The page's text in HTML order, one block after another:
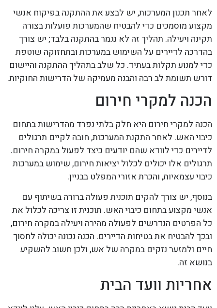
לאחר תכנון המערכות, יש לבצע את ההתקנה בפיקוח אנשי
מקצוע מוסמכים כדי להבטיח שהמערכות פועלות בצורה
תקינה ויעילה. תהליך זה לא נגמר בהתקנה בלבד; יש צורך
בהדרכה לדיירים על השימוש במערכות ובתחזוקה שוטפת
כדי למנוע תקלות בעתיד. כל שלב בתהליך ההתקנה והיישום
דורש תשומת לב רבה והבנה מעמיקה של הדרישות החוקיות.
הכנה למקרי חירום
הכנה למקרי חירום היא חלק בלתי נפרד מהדרישות בתחום
כיבוי האש. לאחר התקנת המערכות, חובה לקיים תרגולים
לדיירים כדי לוודא שהם יודעים כיצד לפעול במקרה חירום.
תרגולים אלו יכולים לכלול יציאות חירום, שימוש במערכות
כיבוי עצמאיות, והכרת אזורי המפלט בבניין.
בנוסף, יש צורך להקים תוכנית פעולה ברורה בשיתוף עם
אנשי מקצוע בתחום כיבוי האש. תוכנית זו צריכה לכלול את
כל הפרטים הנדרשים לפעולה מהירה ויעילה במקרה חירום,
ובכך להבטיח את בטיחות הדיירים. הכנה נכונה יכולה לחסוך
חיים ולמזער נזקים במקרה של אש, ולכן חשוב להשקיע
בנושא זה.
אחריות וועד הבית